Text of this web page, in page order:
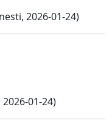
2026-01-24)
01-24)